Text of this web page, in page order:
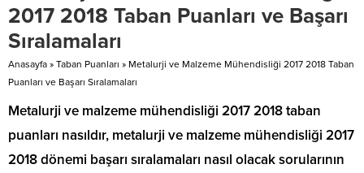
2017 2018 Taban Puanları ve Başarı
Sıralamaları
Anasayfa » Taban Puanları » Metalurji ve Malzeme Mühendisliği 2017 2018 Taban
Puanları ve Başarı Sıralamaları
Metalurji ve malzeme mühendisliği 2017 2018 taban
puanları nasıldır, metalurji ve malzeme mühendisliği 2017
2018 dönemi başarı sıralamaları nasıl olacak sorularının